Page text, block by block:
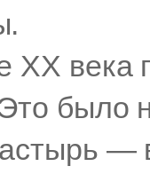
ХХ века
было